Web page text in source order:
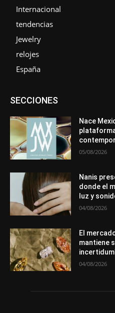
Internacional
tendencias
Jewelry
relojes
España
SECCIONESAsociaciones
Entrevistas
Mundo Técnico
Premios
Nace
05/08/2026
Nanis
donde el
luz y
04/08/2026
El
mantiene
04/08/2026